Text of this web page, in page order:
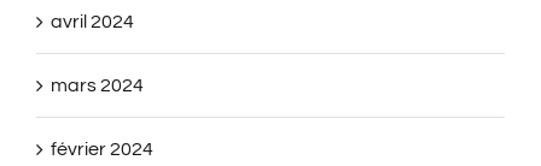
avril 2024
mars 2024
février 2024